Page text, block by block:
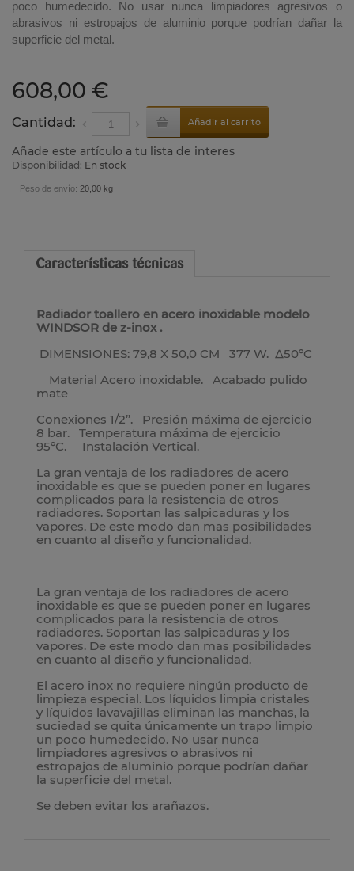
poco humedecido. No usar nunca limpiadores agresivos o
abrasivos ni estropajos de aluminio porque podrían dañar la
superficie del metal.
608,00 €
Cantidad: Añadir al carrito
Añade este artículo a tu lista de interes
Disponibilidad: En stock
Peso de envío: 20,00 kg
Características técnicas
Radiador toallero en acero inoxidable modelo
WINDSOR de z-inox .
DIMENSIONES: 79,8 X 50,0 CM 377 W. Δ50ºC
Material Acero inoxidable. Acabado pulido
mate
Conexiones 1/2”. Presión máxima de ejercicio
8 bar. Temperatura máxima de ejercicio
95ºC. Instalación Vertical.
La gran ventaja de los radiadores de acero
inoxidable es que se pueden poner en lugares
complicados para la resistencia de otros
radiadores. Soportan las salpicaduras y los
vapores. De este modo dan mas posibilidades
en cuanto al diseño y funcionalidad.
La gran ventaja de los radiadores de acero
inoxidable es que se pueden poner en lugares
complicados para la resistencia de otros
radiadores. Soportan las salpicaduras y los
vapores. De este modo dan mas posibilidades
en cuanto al diseño y funcionalidad.
El acero inox no requiere ningún producto de
limpieza especial. Los líquidos limpia cristales
y líquidos lavavajillas eliminan las manchas, la
suciedad se quita únicamente un trapo limpio
un poco humedecido. No usar nunca
limpiadores agresivos o abrasivos ni
estropajos de aluminio porque podrían dañar
la superficie del metal.
Se deben evitar los arañazos.